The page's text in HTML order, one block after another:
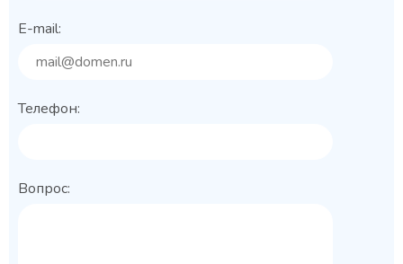
E-mail:
Телефон:
Вопрос: